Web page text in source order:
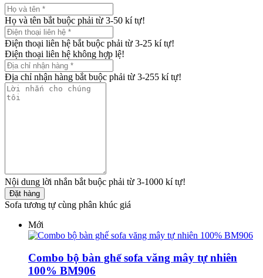
Họ và tên bắt buộc phải từ 3-50 kí tự!
Điện thoại liên hệ bắt buộc phải từ 3-25 kí tự!
Điện thoại liên hệ không hợp lệ!
Địa chỉ nhận hàng bắt buộc phải từ 3-255 kí tự!
Nội dung lời nhắn bắt buộc phải từ 3-1000 kí tự!
Đặt hàng
Sofa tương tự cùng phân khúc giá
Mới
Combo bộ bàn ghế sofa văng mây tự nhiên
100% BM906